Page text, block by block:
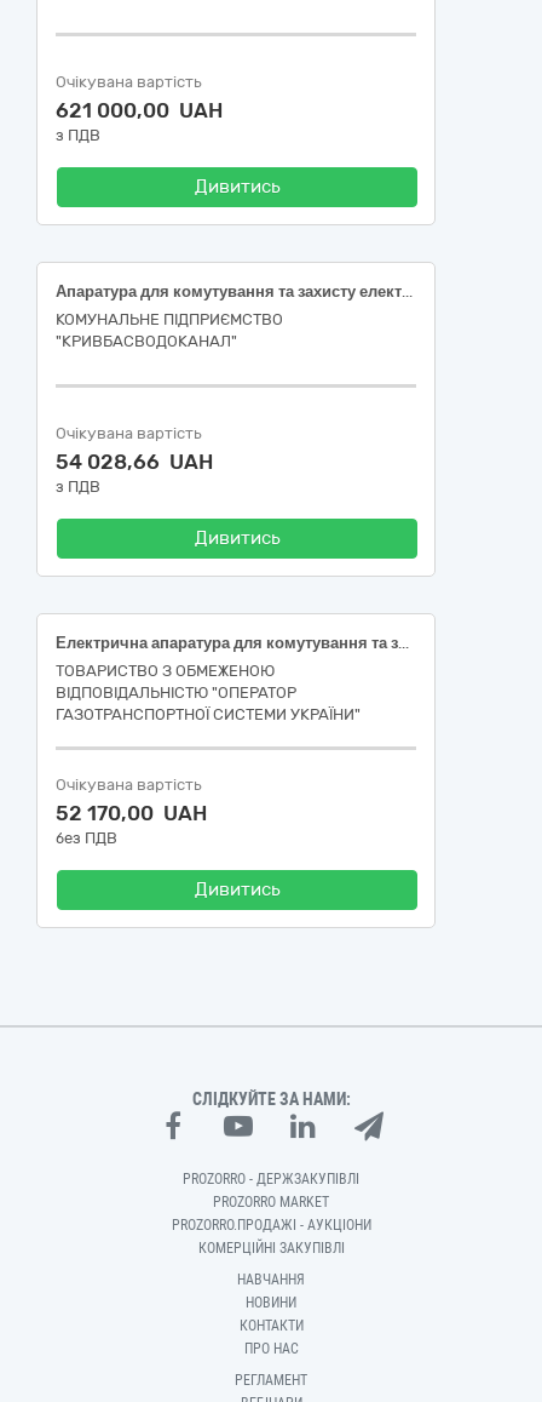
Очікувана вартість
621 000,00 UAH
з ПДВ
Дивитись
Апаратура для комутування та захисту електричних кіл
КОМУНАЛЬНЕ ПІДПРИЄМСТВО
"КРИВБАСВОДОКАНАЛ"
Очікувана вартість
54 028,66 UAH
з ПДВ
Дивитись
Електрична апаратура для комутування та захисту електричних кіл (Бар’єр іскробезпечний)
ТОВАРИСТВО З ОБМЕЖЕНОЮ
ВІДПОВІДАЛЬНІСТЮ "ОПЕРАТОР
ГАЗОТРАНСПОРТНОЇ СИСТЕМИ УКРАЇНИ"
Очікувана вартість
52 170,00 UAH
без ПДВ
Дивитись
СЛІДКУЙТЕ ЗА НАМИ:
PROZORRO - ДЕРЖЗАКУПІВЛІ
PROZORRO MARKET
PROZORRO.ПРОДАЖІ - АУКЦІОНИ
КОМЕРЦІЙНІ ЗАКУПІВЛІ
НАВЧАННЯ
НОВИНИ
КОНТАКТИ
ПРО НАС
РЕГЛАМЕНТ